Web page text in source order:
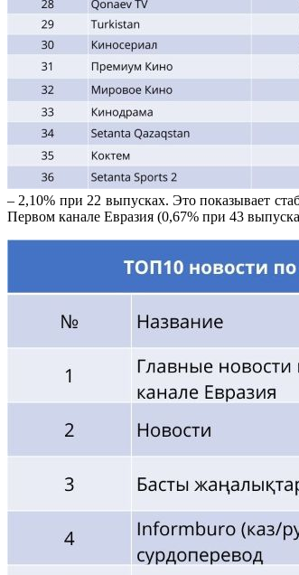
– 2,10% при 22 выпусках. Это показывает
Первом канале Евразия (0,67% при 43